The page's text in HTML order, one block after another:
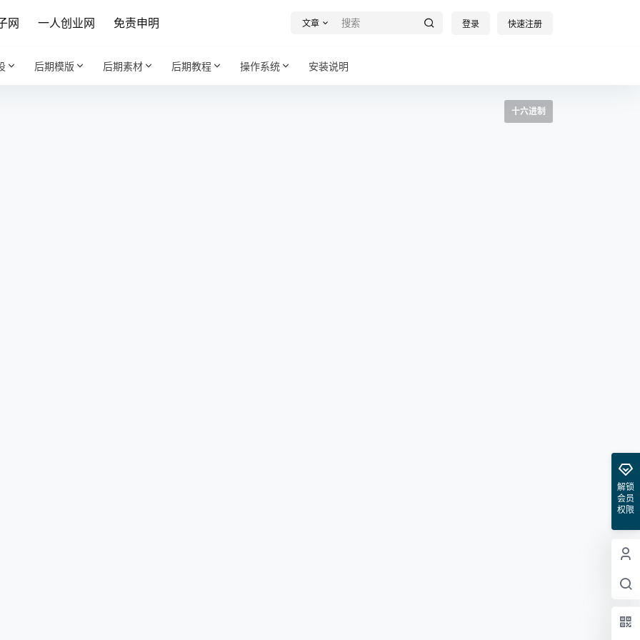
网 一人创业网 免责申明 文章 登录 快速注册
后期模版 后期素材 后期教程 操作系统 安装说明
十六进制
解锁
会员
权限